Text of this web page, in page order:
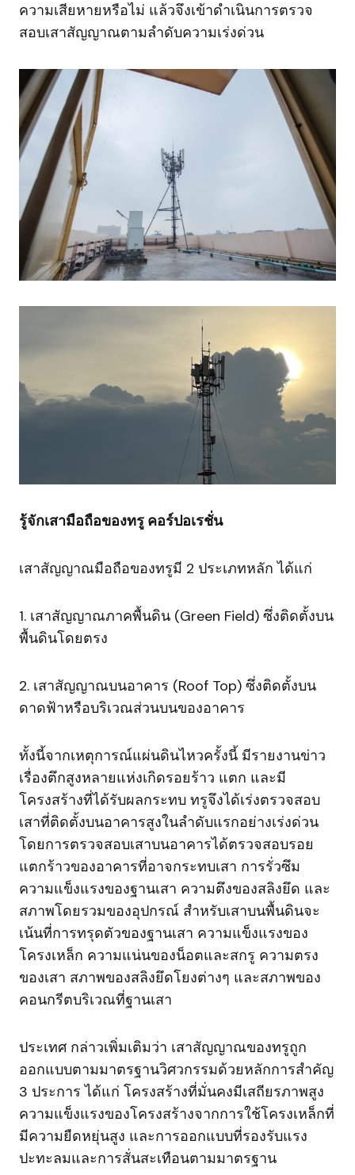
ความเสียหายหรือไม่ แล้วจึงเข้าดำเนินการตรวจ
สอบเสาสัญญาณตามลำดับความเร่งด่วน
รู้จักเสามือถือของทรู คอร์ปอเรชั่น
เสาสัญญาณมือถือของทรูมี 2 ประเภทหลัก ได้แก่
1. เสาสัญญาณภาคพื้นดิน (Green Field) ซึ่งติดตั้งบน
พื้นดินโดยตรง
2. เสาสัญญาณบนอาคาร (Roof Top) ซึ่งติดตั้งบน
ดาดฟ้าหรือบริเวณส่วนบนของอาคาร
ทั้งนี้จากเหตุการณ์แผ่นดินไหวครั้งนี้ มีรายงานข่าว
เรื่องตึกสูงหลายแห่งเกิดรอยร้าว แตก และมี
โครงสร้างที่ได้รับผลกระทบ ทรูจึงได้เร่งตรวจสอบ
เสาที่ติดตั้งบนอาคารสูงในลำดับแรกอย่างเร่งด่วน
โดยการตรวจสอบเสาบนอาคารได้ตรวจสอบรอย
แตกร้าวของอาคารที่อาจกระทบเสา การรั่วซึม
ความแข็งแรงของฐานเสา ความตึงของสลิงยึด และ
สภาพโดยรวมของอุปกรณ์ สำหรับเสาบนพื้นดินจะ
เน้นที่การทรุดตัวของฐานเสา ความแข็งแรงของ
โครงเหล็ก ความแน่นของน็อตและสกรู ความตรง
ของเสา สภาพของสลิงยึดโยงต่างๆ และสภาพของ
คอนกรีตบริเวณที่ฐานเสา
ประเทศ กล่าวเพิ่มเติมว่า เสาสัญญาณของทรูถูก
ออกแบบตามมาตรฐานวิศวกรรมด้วยหลักการสำคัญ
3 ประการ ได้แก่ โครงสร้างที่มั่นคงมีเสถียรภาพสูง
ความแข็งแรงของโครงสร้างจากการใช้โครงเหล็กที่
มีความยืดหยุ่นสูง และการออกแบบที่รองรับแรง
ปะทะลมและการสั่นสะเทือนตามมาตรฐาน